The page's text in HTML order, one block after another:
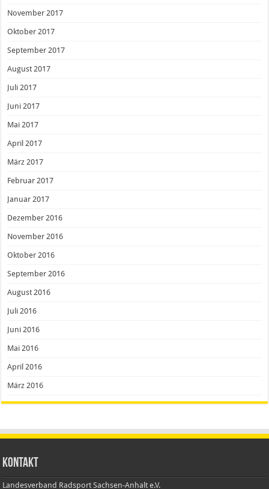
November 2017
Oktober 2017
September 2017
August 2017
Juli 2017
Juni 2017
Mai 2017
April 2017
März 2017
Februar 2017
Januar 2017
Dezember 2016
November 2016
Oktober 2016
September 2016
August 2016
Juli 2016
Juni 2016
Mai 2016
April 2016
März 2016
Kontakt
Landesverband Radsport Sachsen-Anhalt e.V.